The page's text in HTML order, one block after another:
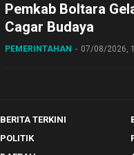
Pemkab Boltara
Cagar Budaya
PEMERINTAHAN 07/08/2026,
BERITA TERKINI
POLITIK